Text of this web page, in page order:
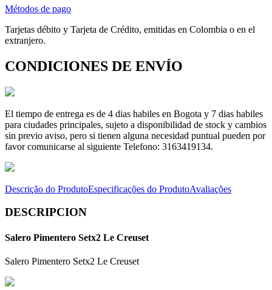
Métodos de pago
Tarjetas débito y Tarjeta de Crédito, emitidas en Colombia o en el
extranjero.
CONDICIONES DE ENVÍO
El tiempo de entrega es de 4 dias habiles en Bogota y 7 dias habiles
para ciudades principales, sujeto a disponibilidad de stock y cambios
sin previo aviso, pero si tienen alguna necesidad puntual pueden por
favor comunicarse al siguiente Telefono: 3163419134.
Descrição do ProdutoEspecificações do ProdutoAvaliações
DESCRIPCION
Salero Pimentero Setx2 Le Creuset
Salero Pimentero Setx2 Le Creuset